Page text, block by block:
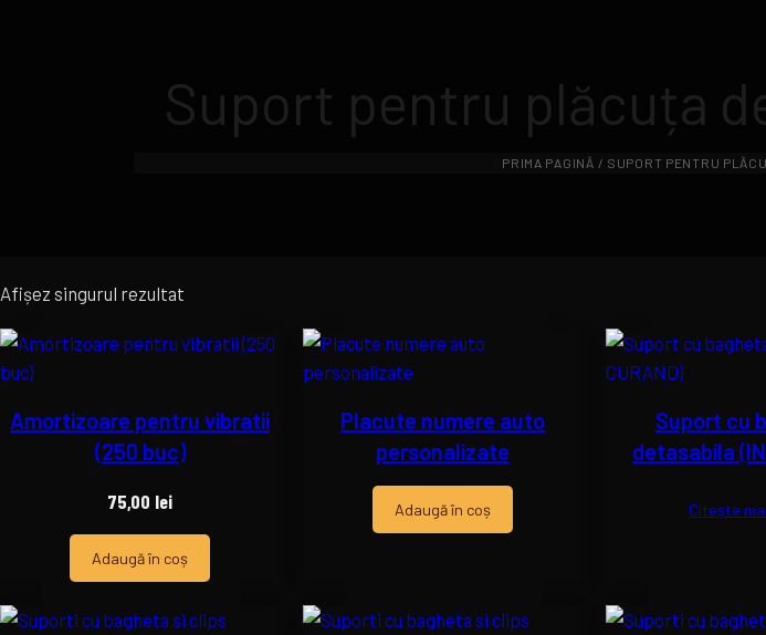
Suport pentru plăcuța
PRIMA PAGINĂ / SUPORT PENTRU
Afișez singurul rezultat
Amortizoare pentru vibratii
(250 buc)
75,00 lei
Adaugă în coș
Placute numere auto
personalizate
Adaugă în coș
Suport cu
detasabila (IN
Citește